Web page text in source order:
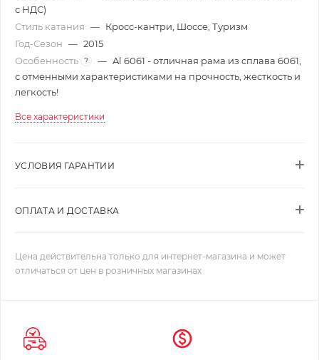
с НДС)
Стиль катания — Кросс-кантри, Шоссе, Туризм
Год-Сезон — 2015
Особенность ? — Al 6061 - отличная рама из сплава 6061,
с отменными характеристиками на прочность, жесткость и
легкость!
Все характеристики
УСЛОВИЯ ГАРАНТИИ
ОПЛАТА И ДОСТАВКА
Цена действительна только для интернет-магазина и может
отличаться от цен в розничных магазинах